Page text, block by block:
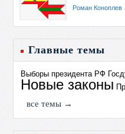
Роман Коноплев
Главные темы
Выборы президента РФ
Новые законы
все темы →